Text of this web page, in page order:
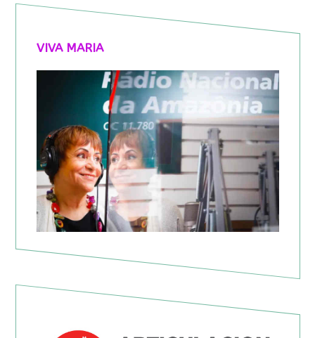
VIVA MARIA